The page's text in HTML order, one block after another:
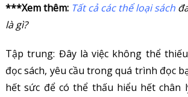
***Xem thêm: Tất cả các thể loại sách
là gì?
Tập trung: Đây là việc không thể
đọc sách, yêu cầu trong quá trình đọc
hết sức để có thể thấu hiểu hết chân